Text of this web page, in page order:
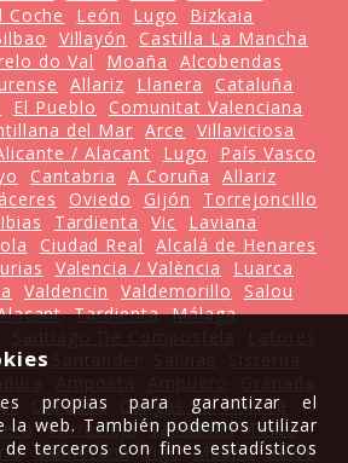
Coche
León Lugo
Bizkaia
Villayón
Castilla La Mancha
do Val Moaña
Alcobendas
Allariz Llanera
Cataluña
El Pueblo
Comunitat Valenciana
del Mar Arce
Villaviciosa
/ Alacant Lugo
País Vasco
Cantabria A Coruña
Allariz
Oviedo Gijón
Torrejoncillo
Ibias Tardienta Vic
Laviana
Ciudad Real
Alcalá de Henares
Valencia / València
Luarca
Valdencin Valdemorillo
Salou
Tardienta Málaga
Córdoba
Cangas del Narcea
Torrevieja Valladolid Tineo
Mamorana Vigo Madrid Salou
propias para garantizar el
la web. También podemos utilizar
terceros con fines estadísticos